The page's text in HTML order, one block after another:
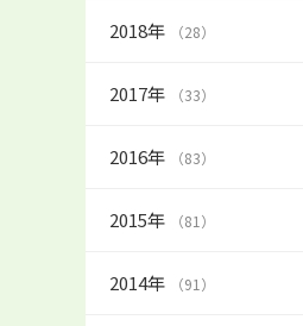
2018年 （28）
2017年 （33）
2016年 （83）
2015年 （81）
2014年 （91）